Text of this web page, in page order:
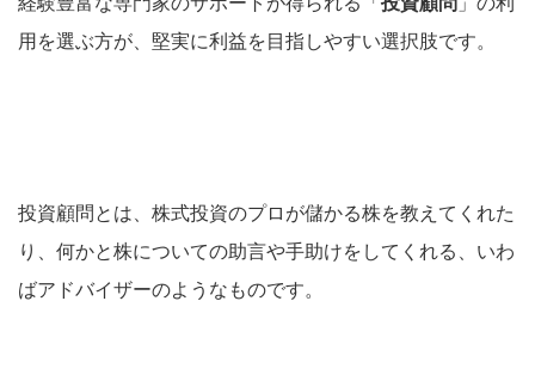
用を選ぶ方が、堅実に利益を目指しやすい選択肢です。
投資顧問とは、株式投資のプロが儲かる株を教えてくれた
り、何かと株についての助言や手助けをしてくれる、いわ
ばアドバイザーのようなものです。